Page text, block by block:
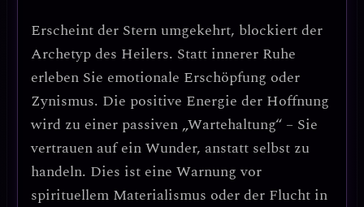
Erscheint der Stern umgekehrt, blockiert der
Archetyp des Heilers. Statt innerer Ruhe
erleben Sie emotionale Erschöpfung oder
Zynismus. Die positive Energie der Hoffnung
wird zu einer passiven „Wartehaltung“ – Sie
vertrauen auf ein Wunder, anstatt selbst zu
handeln. Dies ist eine Warnung vor
spirituellem Materialismus oder der Flucht in